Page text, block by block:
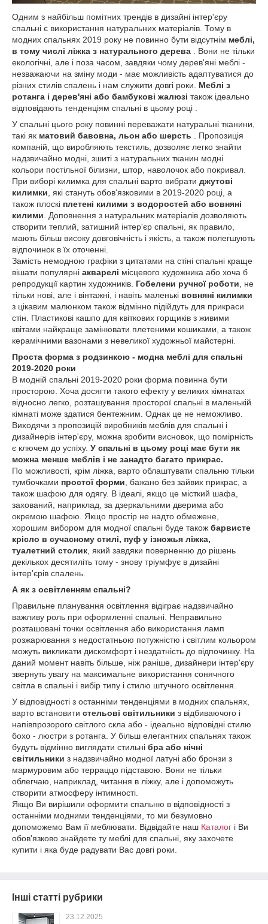
Одним з найбільш помітних трендів в дизайні інтер'єру
спальні є використання натуральних матеріалів. Тому в
модних спальнях 2019 року не повинно бути відсутнім меблі,
в тому числі ліжка з натурального дерева . Вони не тільки
екологічні, але і поза часом, завдяки чому дерев'яні меблі -
незважаючи на зміну моди - має можливість адаптуватися до
різних стилів спалень і нам служити довгі роки. Меблі з
ротанга і дерев'яні або бамбукові жалюзі також ідеально
відповідають тенденціям спальні в цьому році .
У спальні цього року повинні переважати натуральні тканини,
такі як матовий бавовна, льон або шерсть . Пропозиція
компаній, що виробляють текстиль, дозволяє легко знайти
надзвичайно модні, зшиті з натуральних тканин модні
кольори постільної білизни, штор, наволочок або покривал.
При виборі килимка для спальні варто вибрати джутові
килимки , які стануть обов'язковими в 2019-2020 році, а
також плоскі плетені килими з водоростей або вовняні
килими . Доповнення з натуральних матеріалів дозволяють
створити теплий, затишний інтер'єр спальні, як правило,
мають більш високу довговічність і якість, а також полегшують
відпочинок в їх оточенні.
Замість немодною графіки з цитатами на стіні спальні краще
вішати популярні акварелі місцевого художника або хоча б
репродукції картин художників. Гобелени ручної роботи , не
тільки нові, але і вінтажні, і навіть маленькі вовняні килимки
з цікавим малюнком також відмінно підійдуть для прикраси
стін. Пластикові кашпо для квіткових горщиків з живими
квітами найкраще замінювати плетеними кошиками, а також
керамічними вазонами з невеликої художньої майстерні.
Проста форма з родзинкою - модна меблі для спальні
2019-2020 роки
В модній спальні 2019-2020 роки форма повинна бути
просторою. Хоча досягти такого ефекту у великих кімнатах
відносно легко, розташування просторої спальні в маленькій
кімнаті може здатися бентежним. Однак це не неможливо.
Виходячи з пропозицій виробників меблів для спальні і
дизайнерів інтер'єру, можна зробити висновок, що помірність
є ключем до успіху. У спальні в цьому році має бути як
можна менше меблів і не занадто багато прикрас.
По можливості, крім ліжка, варто облаштувати спальню тільки
тумбочками простої форми , бажано без зайвих прикрас, а
також шафою для одягу. В ідеалі, якщо це місткий шафа,
захований, наприклад, за дзеркальними дверима або
окремою шафою. Якщо простір не надто обмежене,
хорошим вибором для модної спальні буде також барвисте
крісло в сучасному стилі, пуф у ізножья ліжка,
туалетний столик , який завдяки поверненню до рішень
декількох десятиліть тому - знову тріумфує в дизайні
інтер'єрів спалень.
А як з освітленням спальні?
Правильне планування освітлення відіграє надзвичайно
важливу роль при оформленні спальні. Неправильно
розташовані точки освітлення або використання ламп
розжарювання з недостатньою потужністю і світлим кольором
можуть викликати дискомфорт і нездатність до відпочинку. На
даний момент навіть більше, ніж раніше, дизайнери інтер'єру
звернуть увагу на максимальне використання сонячного
світла в спальні і вибір типу і стилю штучного освітлення.
У відповідності з останніми тенденціями в модних спальнях,
варто встановити стельові світильники з відбиваючого і
напівпрозорого світлого скла або - ідеально відповідні стилю
бохо - люстри з ротанга. У більш елегантних спальнях також
будуть відмінно виглядати стильні бра або нічні
світильники з надзвичайно модної латуні або бронзи з
мармуровим або терраццо підставою. Вони не тільки
облегчаю, наприклад, читання в ліжку, але і допоможуть
створити атмосферу інтимності.
Якщо Ви вирішили оформити спальню в відповідності з
останніми модними тенденціями, то ми безумовно
допоможемо Вам її меблювати. Відвідайте наш Каталог і Ви
обов'язково знайдете ту меблі для спальні, яку захочете
купити і яка буде радувати Вас довгі роки.
Інші статті рубрики
23.12.2025